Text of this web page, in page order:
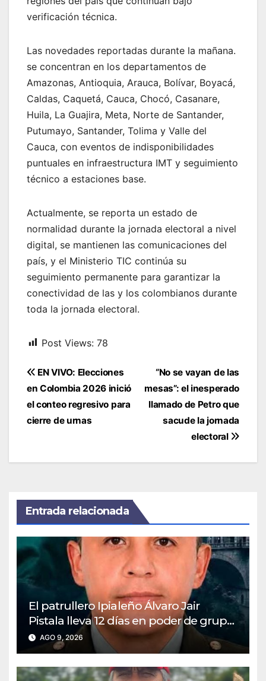
verificación técnica.
Las novedades reportadas durante la mañana.
se concentran en los departamentos de
Amazonas, Antioquia, Arauca, Bolívar, Boyacá,
Caldas, Caquetá, Cauca, Chocó, Casanare,
Huila, La Guajira, Meta, Norte de Santander,
Putumayo, Santander, Tolima y Valle del
Cauca, con eventos de indisponibilidades
puntuales en infraestructura IMT y seguimiento
técnico a estaciones base.
Actualmente, se reporta un estado de
normalidad durante la jornada electoral a nivel
digital, se mantienen las comunicaciones del
país, y el Ministerio TIC continúa su
seguimiento permanente para garantizar la
conectividad de las y los colombianos durante
toda la jornada electoral.
Post Views: 78
Navegación
de
entradas
“No se vayan de las
mesas”: el inesperado
llamado de Petro que
sacude la jornada
electoral
EN VIVO: Elecciones
en Colombia 2026 inició
el conteo regresivo para
cierre de urnas
Entrada relacionada
El patrullero Ipialeño Álvaro Jair
Pistala lleva 12 días en poder de grupo
ilegal
AGO 9, 2026